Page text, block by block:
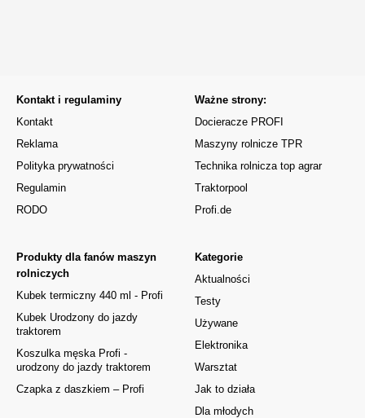
Kontakt i regulaminy
Kontakt
Reklama
Polityka prywatności
Regulamin
RODO
Kategorie
Aktualności
Testy
Używane
Elektronika
Warsztat
Jak to działa
Dla młodych
Produkty dla fanów maszyn
rolniczych
Kubek termiczny 440 ml - Profi
Kubek Urodzony do jazdy
traktorem
Koszulka męska Profi -
urodzony do jazdy traktorem
Czapka z daszkiem – Profi
Ważne strony:
Docieracze PROFI
Maszyny rolnicze TPR
Technika rolnicza top agrar
Traktorpool
Profi.de